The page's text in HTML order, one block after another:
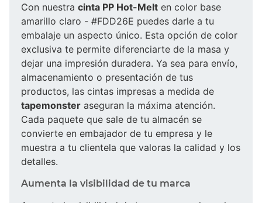
Con nuestra cinta PP Hot-Melt en color base
amarillo claro - #FDD26E puedes darle a tu
embalaje un aspecto único. Esta opción de color
exclusiva te permite diferenciarte de la masa y
dejar una impresión duradera. Ya sea para envío,
almacenamiento o presentación de tus
productos, las cintas impresas a medida de
tapemonster aseguran la máxima atención.
Cada paquete que sale de tu almacén se
convierte en embajador de tu empresa y le
muestra a tu clientela que valoras la calidad y los
detalles.
Aumenta la visibilidad de tu marca